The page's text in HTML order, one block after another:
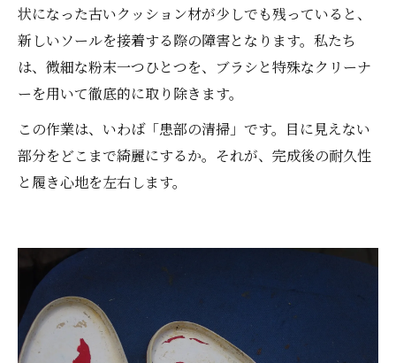
状になった古いクッション材が少しでも残っていると、
新しいソールを接着する際の障害となります。私たち
は、微細な粉末一つひとつを、ブラシと特殊なクリーナ
ーを用いて徹底的に取り除きます。
この作業は、いわば「患部の清掃」です。目に見えない
部分をどこまで綺麗にするか。それが、完成後の耐久性
と履き心地を左右します。